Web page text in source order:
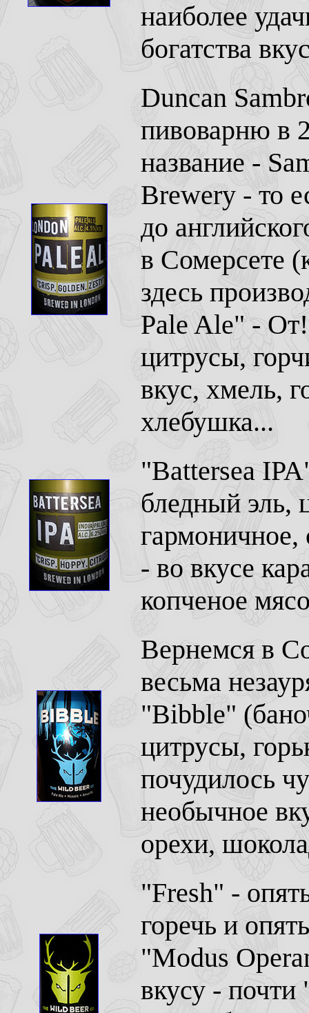
наиболее
богатства
Duncan
пивоварню в
название -
Brewery - то
до
в Сомерсете
здесь
Pale Ale" -
цитрусы,
вкус, хмель,
хлебушка...
"Battersea
бледный эль,
- во вкусе
копченое
Вернемся в
весьма
"Bibble"
цитрусы,
почудилось
необычное
орехи,
"Fresh" -
горечь и
"Modus
вкусу -